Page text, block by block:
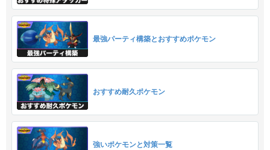
最強パーティ構築とおすすめポケモン
おすすめ耐久ポケモン
強いポケモンと対策一覧